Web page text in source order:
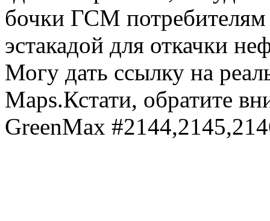
бочки ГСМ потребителям
эстакадой для откачки
Могу дать ссылку на
Maps.Кстати, обратите
GreenMax